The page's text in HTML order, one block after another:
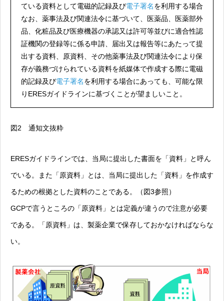
ている資料として電磁的記録及び電子署名を利用する場合
なお、薬事法及び関連法令に基づいて、医薬品、医薬部外
品、化粧品及び医療機器の承認又は許可等並びに適合性認
証機関の登録等に係る申請、届出又は報告等にあたって提
出する資料、原資料、その他薬事法及び関連法令により保
存が義務づけられている資料を紙媒体で作成する際に電磁
的記録及び電子署名を利用する場合にあっても、可能な限
りERESガイドラインに基づくことが望ましいこと。
図2 通知文抜粋
ERESガイドラインでは、当局に提出した書面を「資料」と呼ん
でいる。また「原資料」とは、当局に提出した「資料」を作成す
るための根拠とした資料のことである。（図3参照）
GCPで言うところの「原資料」とは定義が違うので注意が必要
である。「原資料」は、製薬企業で保存しておかなければならな
い。